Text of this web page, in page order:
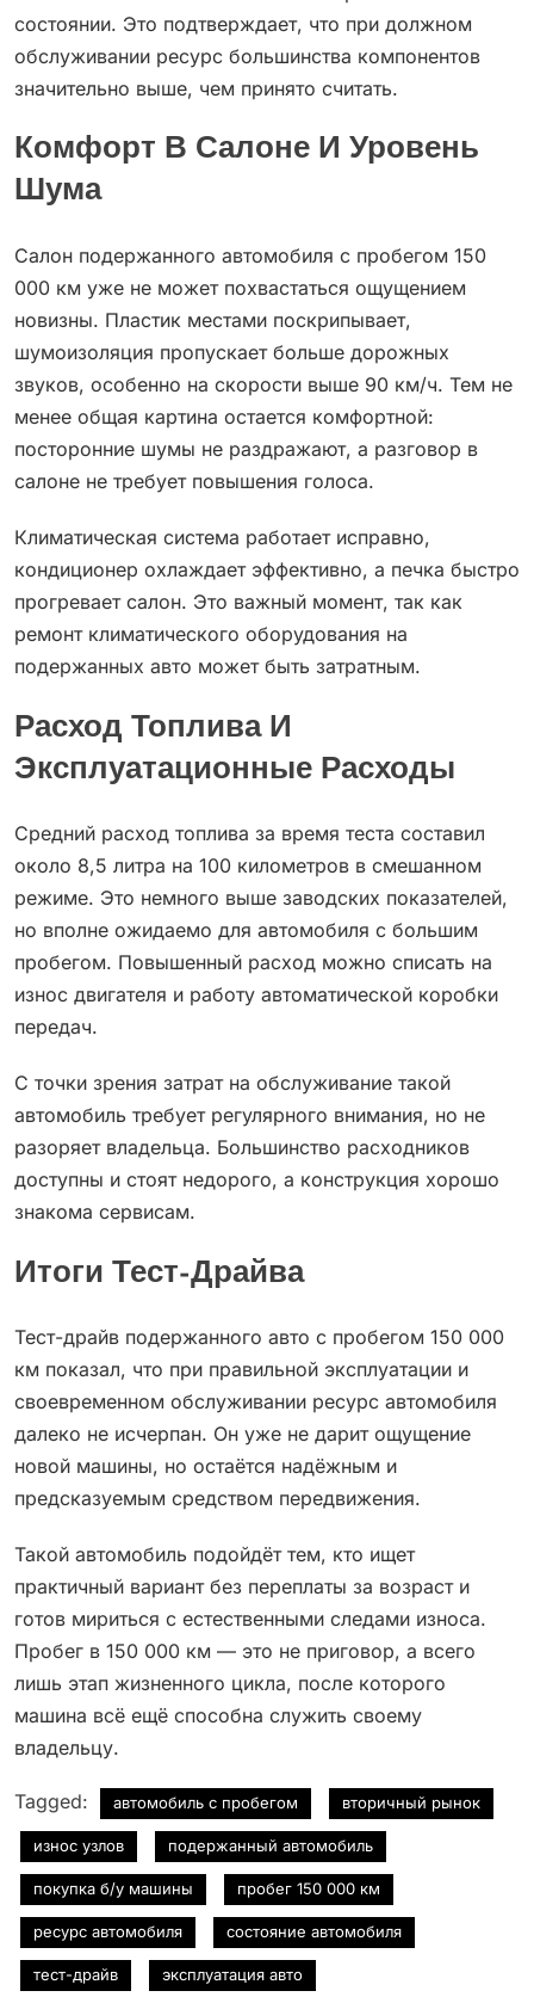
состоянии. Это подтверждает, что при должном
обслуживании ресурс большинства компонентов
значительно выше, чем принято считать.
Комфорт В Салоне И Уровень
Шума
Салон подержанного автомобиля с пробегом 150
000 км уже не может похвастаться ощущением
новизны. Пластик местами поскрипывает,
шумоизоляция пропускает больше дорожных
звуков, особенно на скорости выше 90 км/ч. Тем не
менее общая картина остается комфортной:
посторонние шумы не раздражают, а разговор в
салоне не требует повышения голоса.
Климатическая система работает исправно,
кондиционер охлаждает эффективно, а печка быстро
прогревает салон. Это важный момент, так как
ремонт климатического оборудования на
подержанных авто может быть затратным.
Расход Топлива И
Эксплуатационные Расходы
Средний расход топлива за время теста составил
около 8,5 литра на 100 километров в смешанном
режиме. Это немного выше заводских показателей,
но вполне ожидаемо для автомобиля с большим
пробегом. Повышенный расход можно списать на
износ двигателя и работу автоматической коробки
передач.
С точки зрения затрат на обслуживание такой
автомобиль требует регулярного внимания, но не
разоряет владельца. Большинство расходников
доступны и стоят недорого, а конструкция хорошо
знакома сервисам.
Итоги Тест-Драйва
Тест-драйв подержанного авто с пробегом 150 000
км показал, что при правильной эксплуатации и
своевременном обслуживании ресурс автомобиля
далеко не исчерпан. Он уже не дарит ощущение
новой машины, но остаётся надёжным и
предсказуемым средством передвижения.
Такой автомобиль подойдёт тем, кто ищет
практичный вариант без переплаты за возраст и
готов мириться с естественными следами износа.
Пробег в 150 000 км — это не приговор, а всего
лишь этап жизненного цикла, после которого
машина всё ещё способна служить своему
владельцу.
Tagged: автомобиль с пробегом вторичный рынок
износ узлов подержанный автомобиль
покупка б/у машины пробег 150 000 км
ресурс автомобиля состояние автомобиля
тест-драйв эксплуатация авто